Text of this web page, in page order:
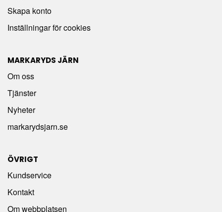
Skapa konto
Inställningar för cookies
MARKARYDS JÄRN
Om oss
Tjänster
Nyheter
markarydsjarn.se
ÖVRIGT
Kundservice
Kontakt
Om webbplatsen